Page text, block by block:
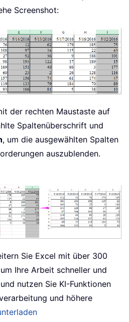
Screenshot:
der rechten Maustaste auf
Spaltenüberschrift und
, um die ausgewählten Spalten
auszublenden.
Sie Excel mit über 300
Ihre Arbeit schneller und
nutzen Sie KI-Funktionen
und höhere